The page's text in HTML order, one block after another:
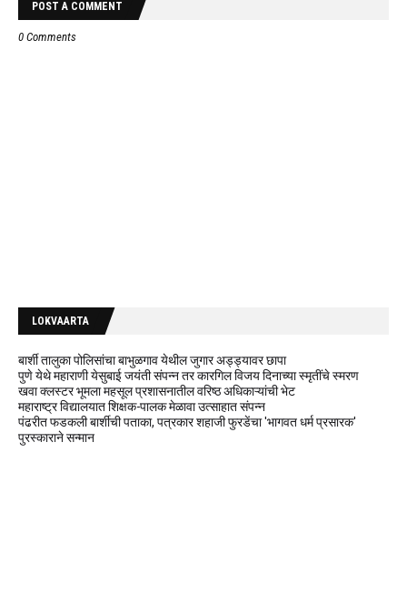
POST A COMMENT
0 Comments
LOKVAARTA
बार्शी तालुका पोलिसांचा बाभुळगाव येथील जुगार अड्ड्यावर छापा
पुणे येथे महाराणी येसुबाई जयंती संपन्न तर कारगिल विजय दिनाच्या स्मृतींचे स्मरण
खवा क्लस्टर भूमला महसूल प्रशासनातील वरिष्ठ अधिकाऱ्यांची भेट
महाराष्ट्र विद्यालयात शिक्षक-पालक मेळावा उत्साहात संपन्न
पंढरीत फडकली बार्शीची पताका, पत्रकार शहाजी फुरडेंचा 'भागवत धर्म प्रसारक'
पुरस्काराने सन्मान